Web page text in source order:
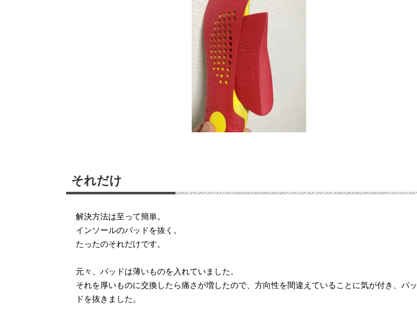
それだけ
解決方法は至って簡単。
インソールのパッドを抜く。
たったのそれだけです。
元々、パッドは薄いものを入れていました。
それを厚いものに交換したら痛さが増したので、方向性を間違えていることに気が付き、パッ
ドを抜きました。